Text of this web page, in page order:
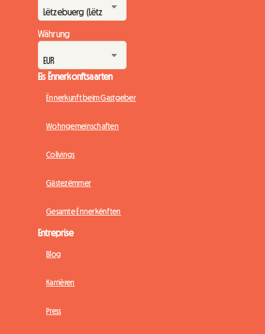
Währung
Eis Ënnerkonftsaarten
Ënnerkunft beim Gastgeber
Wohngemeinschaften
Colivings
Gästezëmmer
Gesamte Ënnerkënften
Entreprise
Blog
Karrièren
Press